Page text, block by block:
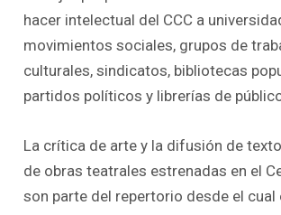
hacer intelectual del CCC a
movimientos sociales, grupos de
culturales, sindicatos, bibliotecas
partidos políticos y librerías de
La crítica de arte y la difusión de
de obras teatrales estrenadas en el
son parte del repertorio desde el cual